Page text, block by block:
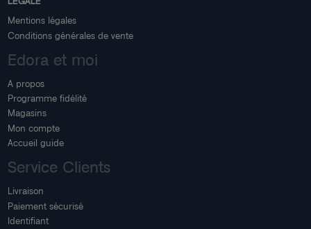
Mentions légales
Conditions générales de vente
Edora et moi
A propos
Programme fidélité
Magasins
Mon compte
Accueil guide
Service Clients
Livraison
Paiement sécurisé
Identifiant